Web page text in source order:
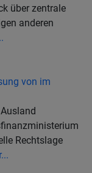
über zentrale
anderen
von im
Rechtslage